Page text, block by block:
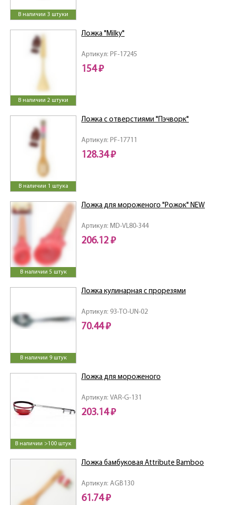
В наличии 3 штуки
В наличии 2 штуки
Артикул: PF-17245
Ложка "Milky"
154 ₽
В наличии 1 штука
Артикул: PF-17711
Ложка с отверстиями "Пэчворк"
128.34 ₽
В наличии 5 штук
Артикул: MD-VL80-344
Ложка для мороженого "Рожок" NEW
206.12 ₽
В наличии 9 штук
Артикул: 93-TO-UN-02
Ложка кулинарная с прорезями
70.44 ₽
В наличии >100 штук
Артикул: VAR-G-131
Ложка для мороженого
203.14 ₽
Артикул: AGB130
Ложка бамбуковая Attribute Bamboo
61.74 ₽